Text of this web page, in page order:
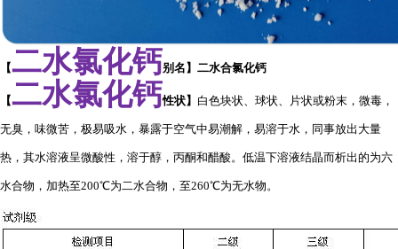
【二水氯化钙别名 】二水合氯化钙
【二水氯化钙性状】 白色块状、球状、片状或粉末，微毒，
无臭，味微苦，极易吸水，暴露于空气中易潮解，易溶于水，同事放出大量
热，其水溶液呈微酸性，溶于醇，丙酮和醋酸。低温下溶液结晶而析出的为六
水合物，加热至200℃为二水合物，至260℃为无水物。